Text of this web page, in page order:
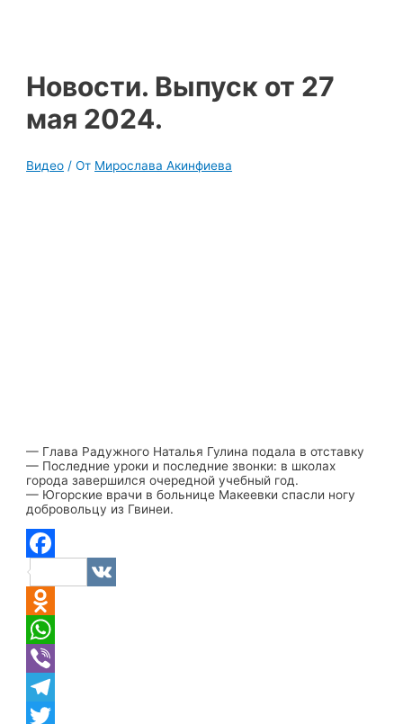
Новости. Выпуск от 27
мая 2024.
Видео / От Мирослава Акинфиева
— Глава Радужного Наталья Гулина подала в отставку
— Последние уроки и последние звонки: в школах
города завершился очередной учебный год.
— Югорские врачи в больнице Макеевки спасли ногу
добровольцу из Гвинеи.
Facebook
VK
Odnoklassniki
WhatsApp
Viber
Telegram